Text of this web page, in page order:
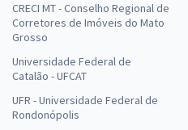
CRECI MT - Conselho Regional de
Corretores de Imóveis do Mato
Grosso
Universidade Federal de
Catalão - UFCAT
UFR - Universidade Federal de
Rondonópolis